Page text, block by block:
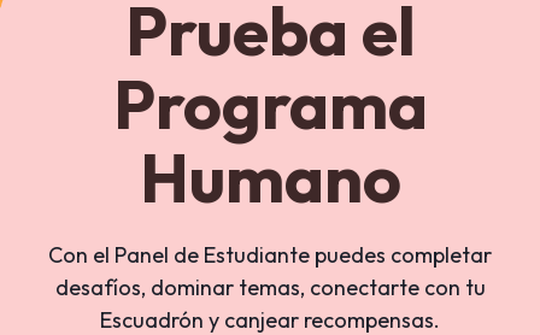
Prueba el
Programa
Humano
Con el Panel de Estudiante puedes completar
desafíos, dominar temas, conectarte con tu
Escuadrón y canjear recompensas.